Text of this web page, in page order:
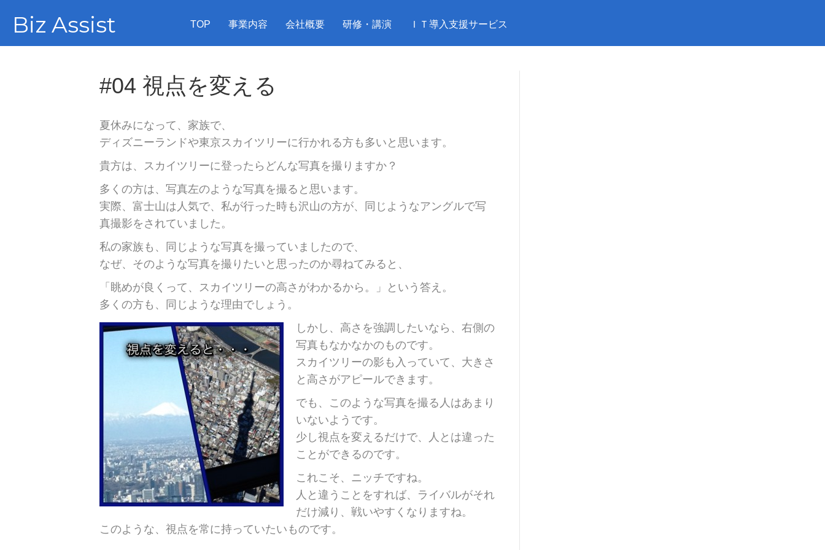
Biz Assist TOP 事業内容 会社概要 研修・講演 ＩＴ導入支援サービス
#04 視点を変える
夏休みになって、家族で、
ディズニーランドや東京スカイツリーに行かれる方も多いと思います。
貴方は、スカイツリーに登ったらどんな写真を撮りますか？
多くの方は、写真左のような写真を撮ると思います。
実際、富士山は人気で、私が行った時も沢山の方が、同じようなアングルで写
真撮影をされていました。
私の家族も、同じような写真を撮っていましたので、
なぜ、そのような写真を撮りたいと思ったのか尋ねてみると、
「眺めが良くって、スカイツリーの高さがわかるから。」という答え。
多くの方も、同じような理由でしょう。
しかし、高さを強調したいなら、右側の
写真もなかなかのものです。
スカイツリーの影も入っていて、大きさ
と高さがアピールできます。
でも、このような写真を撮る人はあまり
いないようです。
少し視点を変えるだけで、人とは違った
ことができるのです。
これこそ、ニッチですね。
人と違うことをすれば、ライバルがそれ
だけ減り、戦いやすくなりますね。
このような、視点を常に持っていたいものです。